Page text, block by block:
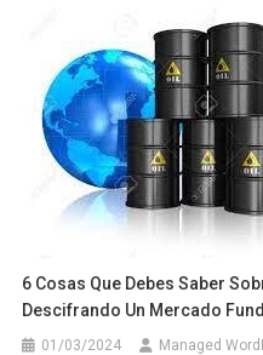
6 Cosas Que Debes Saber
Descifrando Un Mercado
01/03/2024 Managed